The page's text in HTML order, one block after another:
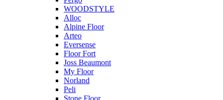
WOODSTYLE
Alloc
Alpine Floor
Arteo
Eversense
Floor Fort
Joss Beaumont
My Floor
Norland
Peli
Stone Floor